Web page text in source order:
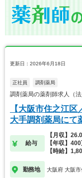
更新日：2026年6月18日
正社員 調剤薬局
調剤薬局の薬剤師求人（
【大阪市住之江
大手調剤薬局にて
給与
【月収】
【年収】
【時給】
勤務地 大阪府 大阪